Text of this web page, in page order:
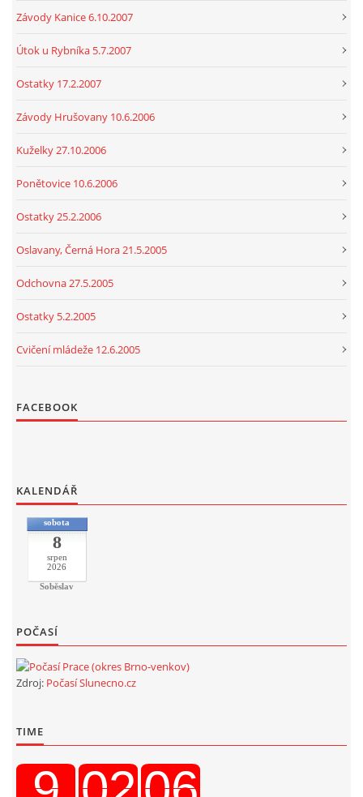
Závody Kanice 6.10.2007
Útok u Rybníka 5.7.2007
Ostatky 17.2.2007
Závody Hrušovany 10.6.2006
Kuželky 27.10.2006
Ponětovice 10.6.2006
Ostatky 25.2.2006
Oslavany, Černá Hora 21.5.2005
Odchovna 27.5.2005
Ostatky 5.2.2005
Cvičení mládeže 12.6.2005
FACEBOOK
KALENDÁŘ
sobota
8
srpen
2026
Soběslav
POČASÍ
Zdroj: Počasí Slunecno.cz
TIME